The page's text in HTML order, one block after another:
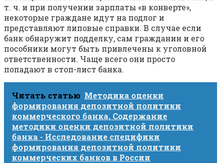
т. ч. и при получении зарплаты «в конверте»,
некоторые граждане идут на подлог и
представляют липовые справки. В случае если
банк обнаружит подделку, сам гражданин и его
пособники могут быть привлечены к уголовной
ответственности. Чаще всего они просто
попадают в стоп-лист банка.
Читать статью Методика оценки
формирования депозитной политики
коммерческого банка, Содержание
методики оценки депозитной политики
банка - Исследование специфики
формирования депозитной политики
коммерческих банков в России